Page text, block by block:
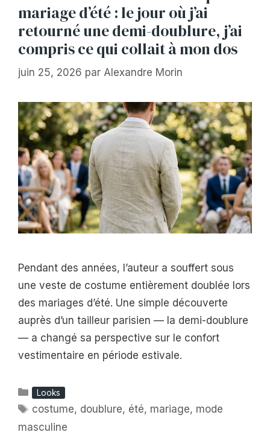
mariage d’été : le jour où j’ai
retourné une demi-doublure, j’ai
compris ce qui collait à mon dos
juin 25, 2026 par Alexandre Morin
Pendant des années, l’auteur a souffert sous
une veste de costume entièrement doublée lors
des mariages d’été. Une simple découverte
auprès d’un tailleur parisien — la demi-doublure
— a changé sa perspective sur le confort
vestimentaire en période estivale.
Catégories
Looks
Étiquettes
costume, doublure, été, mariage, mode
masculine